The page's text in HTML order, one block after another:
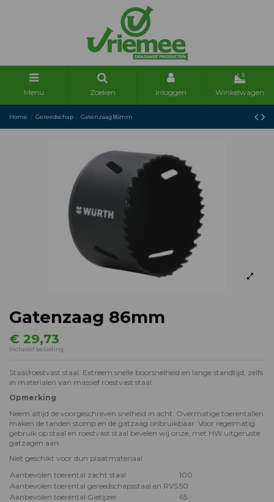
Menu Zoeken Inloggen
0
Winkelwagen
Home Gereedschap Gatenzaag 86mm
Gatenzaag 86mm
€ 29,73
Inclusief belasting
Staal/roestvast staal. Extreem snelle boorsnelheid en lange standtijd, zelfs
in materialen van massief roestvast staal.
Opmerking
Neem altijd de voorgeschreven snelheid in acht. Overmatige toerentallen
maken de tanden stomp en de gatzaag onbruikbaar. Voor regelmatig
gebruik op staal en roestvast staal bevelen wij onze, met HW uitgeruste
gatzagen aan.
Niet geschikt voor dun plaatmateriaal.
Aanbevolen toerental zacht staal
100
Aanbevolen toerental gereedschapsstaal en RVS50
Aanbevolen toerental Gietijzer
65